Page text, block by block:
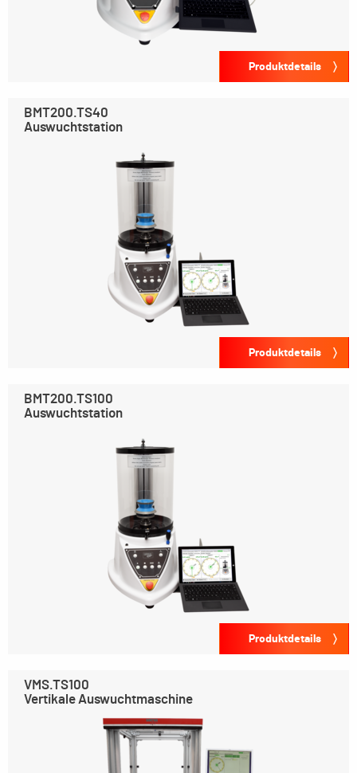
Produktdetails
BMT200.TS40
Auswuchtstation
Produktdetails
BMT200.TS100
Auswuchtstation
Produktdetails
VMS.TS100
Vertikale Auswuchtmaschine